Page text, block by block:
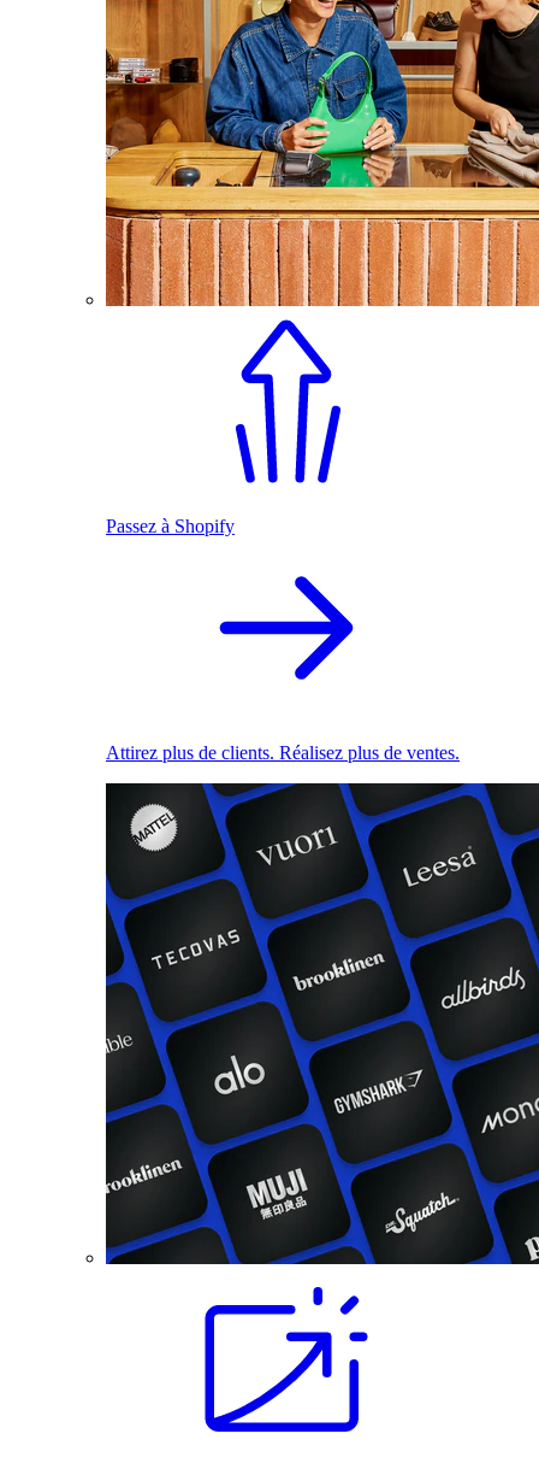
Passez à Shopify
Attirez plus de clients. Réalisez plus de ventes.